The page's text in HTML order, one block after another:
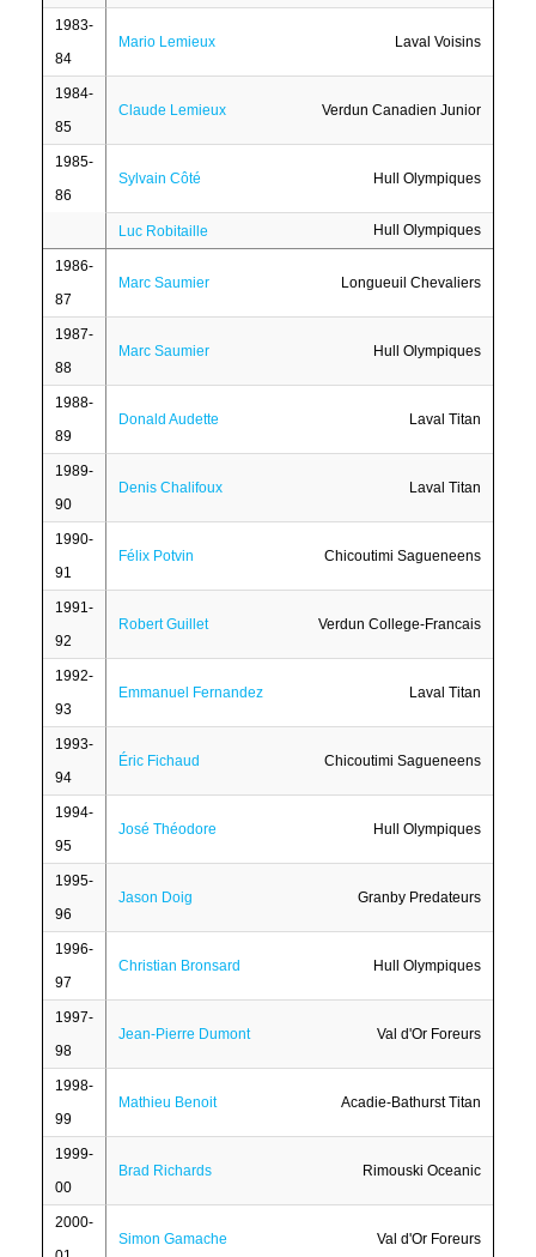
1983-
84
Mario Lemieux Laval Voisins
1984-
85
Claude Lemieux Verdun Canadien Junior
1985-
86
Sylvain Côté Hull Olympiques
Luc Robitaille Hull Olympiques
1986-
87
Marc Saumier Longueuil Chevaliers
1987-
88
Marc Saumier Hull Olympiques
1988-
89
Donald Audette Laval Titan
1989-
90
Denis Chalifoux Laval Titan
1990-
91
Félix Potvin Chicoutimi Sagueneens
1991-
92
Robert Guillet Verdun College-Francais
1992-
93
Emmanuel Fernandez Laval Titan
1993-
94
Éric Fichaud Chicoutimi Sagueneens
1994-
95
José Théodore Hull Olympiques
1995-
96
Jason Doig Granby Predateurs
1996-
97
Christian Bronsard Hull Olympiques
1997-
98
Jean-Pierre Dumont Val d'Or Foreurs
1998-
99
Mathieu Benoit Acadie-Bathurst Titan
1999-
00
Brad Richards Rimouski Oceanic
2000-
Simon Gamache Val d'Or Foreurs